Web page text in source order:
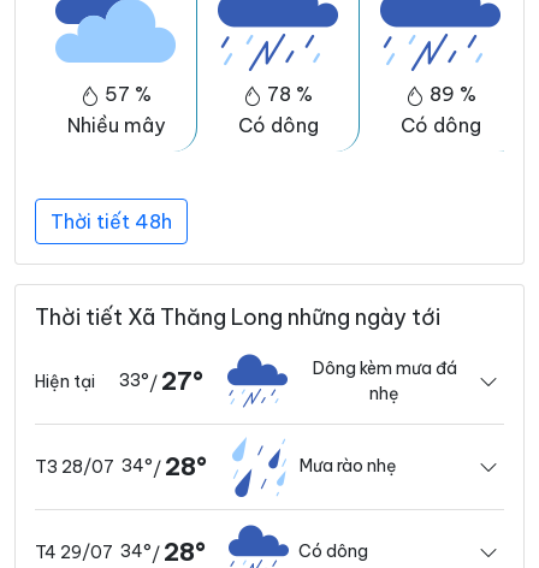
57 %
Nhiều mây
78 %
Có dông
89 %
Có dông
Thời tiết 48h
Thời tiết Xã Thăng Long những ngày tới
Hiện tại 33°/ 27°
Dông kèm mưa đá
nhẹ
T3 28/07 34°/ 28° Mưa rào nhẹ
T4 29/07 34°/ 28° Có dông